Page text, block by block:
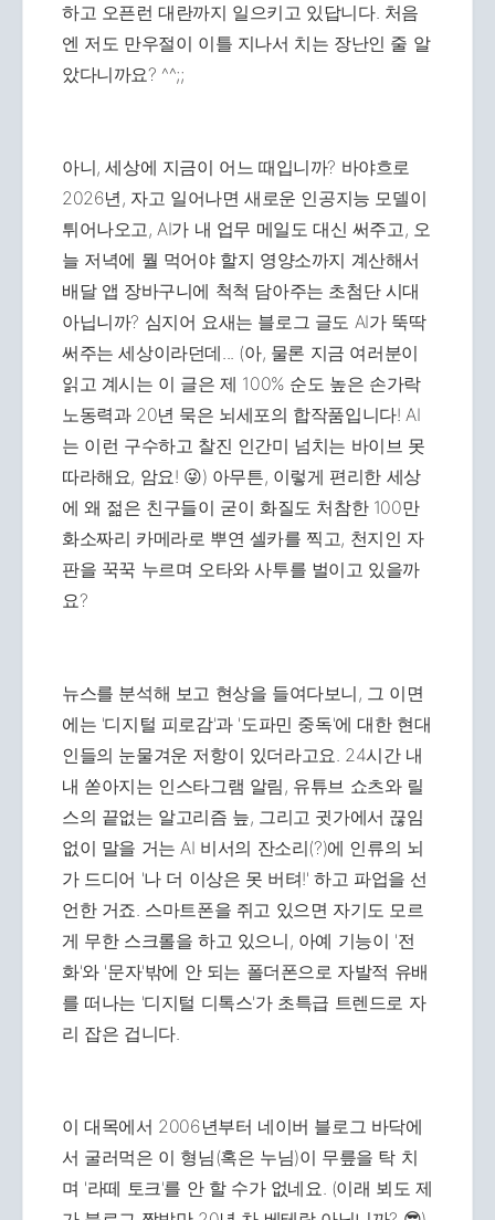
하고 오픈런 대란까지 일으키고 있답니다. 처음
엔 저도 만우절이 이틀 지나서 치는 장난인 줄 알
았다니까요? ^^;;
아니, 세상에 지금이 어느 때입니까? 바야흐로
2026년, 자고 일어나면 새로운 인공지능 모델이
튀어나오고, AI가 내 업무 메일도 대신 써주고, 오
늘 저녁에 뭘 먹어야 할지 영양소까지 계산해서
배달 앱 장바구니에 척척 담아주는 초첨단 시대
아닙니까? 심지어 요새는 블로그 글도 AI가 뚝딱
써주는 세상이라던데... (아, 물론 지금 여러분이
읽고 계시는 이 글은 제 100% 순도 높은 손가락
노동력과 20년 묵은 뇌세포의 합작품입니다! AI
는 이런 구수하고 찰진 인간미 넘치는 바이브 못
따라해요, 암요! 😜) 아무튼, 이렇게 편리한 세상
에 왜 젊은 친구들이 굳이 화질도 처참한 100만
화소짜리 카메라로 뿌연 셀카를 찍고, 천지인 자
판을 꾹꾹 누르며 오타와 사투를 벌이고 있을까
요?
뉴스를 분석해 보고 현상을 들여다보니, 그 이면
에는 '디지털 피로감'과 '도파민 중독'에 대한 현대
인들의 눈물겨운 저항이 있더라고요. 24시간 내
내 쏟아지는 인스타그램 알림, 유튜브 쇼츠와 릴
스의 끝없는 알고리즘 늪, 그리고 귓가에서 끊임
없이 말을 거는 AI 비서의 잔소리(?)에 인류의 뇌
가 드디어 '나 더 이상은 못 버텨!' 하고 파업을 선
언한 거죠. 스마트폰을 쥐고 있으면 자기도 모르
게 무한 스크롤을 하고 있으니, 아예 기능이 '전
화'와 '문자'밖에 안 되는 폴더폰으로 자발적 유배
를 떠나는 '디지털 디톡스'가 초특급 트렌드로 자
리 잡은 겁니다.
이 대목에서 2006년부터 네이버 블로그 바닥에
서 굴러먹은 이 형님(혹은 누님)이 무릎을 탁 치
며 '라떼 토크'를 안 할 수가 없네요. (이래 뵈도 제